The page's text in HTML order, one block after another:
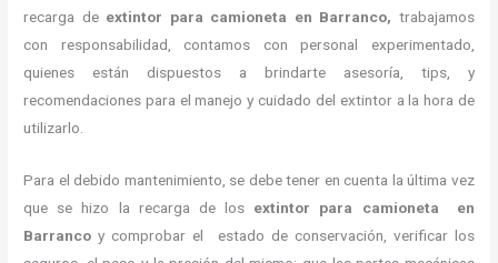
recarga de extintor para camioneta en Barranco, trabajamos
con responsabilidad, contamos con personal experimentado,
quienes están dispuestos a brindarte asesoría, tips, y
recomendaciones para el manejo y cuidado del extintor a la hora de
utilizarlo.
Para el debido mantenimiento, se debe tener en cuenta la última vez
que se hizo la recarga de los extintor para camioneta en
Barrancoy comprobar el estado de conservación, verificar los